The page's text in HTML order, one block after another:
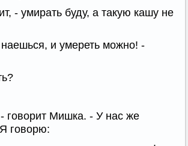
- умирать буду, а такую кашу не
и умереть можно! -
говорит Мишка. - У нас же
говорю: